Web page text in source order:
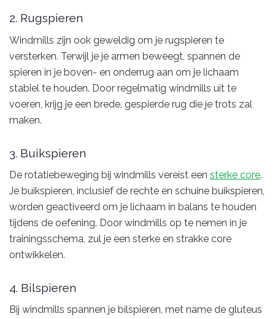
2. Rugspieren
Windmills zijn ook geweldig om je rugspieren te
versterken. Terwijl je je armen beweegt, spannen de
spieren in je boven- en onderrug aan om je lichaam
stabiel te houden. Door regelmatig windmills uit te
voeren, krijg je een brede, gespierde rug die je trots zal
maken.
3. Buikspieren
De rotatiebeweging bij windmills vereist een sterke core.
Je buikspieren, inclusief de rechte en schuine buikspieren,
worden geactiveerd om je lichaam in balans te houden
tijdens de oefening. Door windmills op te nemen in je
trainingsschema, zul je een sterke en strakke core
ontwikkelen.
4. Bilspieren
Bij windmills spannen je bilspieren, met name de gluteus